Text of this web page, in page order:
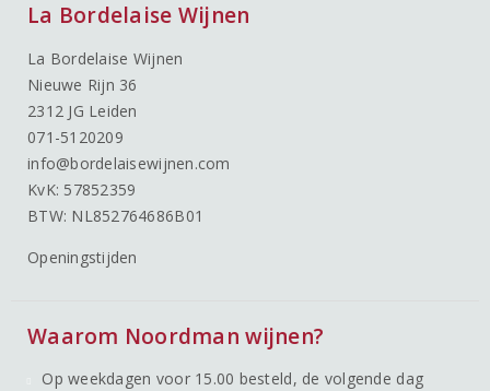
La Bordelaise Wijnen
La Bordelaise Wijnen
Nieuwe Rijn 36
2312 JG Leiden
071-5120209
info@bordelaisewijnen.com
KvK: 57852359
BTW: NL852764686B01
Openingstijden
Waarom Noordman wijnen?
Op weekdagen voor 15.00 besteld, de volgende dag